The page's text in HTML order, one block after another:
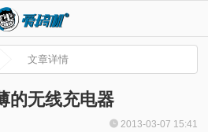
文章详情
的无线充电器
2013-03-07 15:41